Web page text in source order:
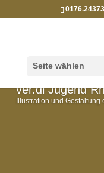
Seite wählen
ver.di Jugend
Illustration und